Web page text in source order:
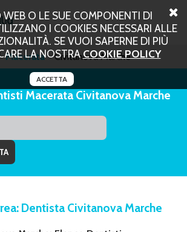
O LE SUE COMPONENTI DI
I COOKIES NECESSARI ALLE
SE VUOI SAPERNE DI PIÙ
LA NOSTRACOOKIE POLICY
ACCETTA
Macerata Civitanova Marche
Macerata Civitanova Marche
Dentista Civitanova Marche